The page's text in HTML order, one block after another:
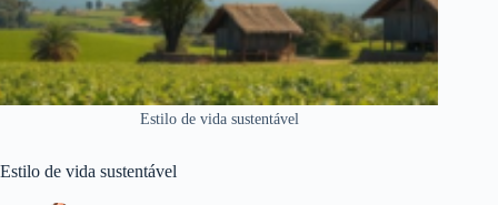
Estilo de vida sustentável
Estilo de vida sustentável